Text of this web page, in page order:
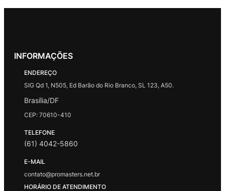
INFORMAÇÕES
ENDEREÇO
SIG Qd 1, N505, Ed Barão do Rio Branco, SL 123, A50.
Brasília/DF
CEP: 70610-410
TELEFONE
(61) 4042-5860
E-MAIL
contato@promasters.net.br
HORÁRIO DE ATENDIMENTO